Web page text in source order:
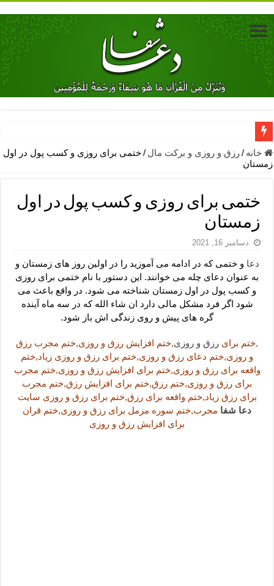
دعای جلب محبت فوری معشوق – دعای جلب محبت شوهر
دعای مشکل گشا برای رفع فقر – ذکرهای روزی‌ بخش
معجزات دعای یا من اظهر الجمیل – دعای یا من اظهر الجمیل برای
مهم ترین اذکار الهی و فضیلت آن ها – ذکر مخصوص مستجاب الدعوه
دعا برای ترس بچه ها در خواب – دعای ترس و بی خوابی کودکان
دعای رفع فقر و طلب رزق و روزی – آیه‌ جلب ثروت و برکت مال
لا حول ولا قوة الا بالله برای چشم زخم – دعای چشم زخم ماشاالله
دعای قوی رفع ترس – دعای مجرب برای آرامش قلب و رفع اضطراب
دعا برای پولدار شدن در یک روز – دعای ثروت حضرت سلیمان
خانه /رزق و روزی و برکت مال /ختمی برای روزی و کسب پول در اول
زمستان
ختمی برای روزی و کسب پول در اول
زمستان
دسامبر 16, 2021
دعا و ختمی که در ادامه می آموزید را در اولین روز های زمستان و
به عنوان دعای چله می خوانند. این دستور با نام ختمی برای روزی
و کسب پول در اول زمستان شناخته می شود. در واقع باعث می
شود اگر فرد مشکل مالی دارد ان شاء الله که در سه ماه آینده
گره های پیش و روی زندگی اش باز شود.
,ختم برای رزق و روزی,ختم افزایش رزق و روزی,ختم مجرب رزق
و روزی,ختم دعای رزق و روزی,ختم برای رزق و روزی زیاد,ختم
واقعه برای رزق و روزی,ختم برای افزایش رزق و روزی,ختم مجرب
برای رزق و روزی,ختم رزق,ختم برای افزایش رزق,ختم مجرب
برای رزق زیاد,ختم واقعه برای رزق,ختم برای رزق و روزی سایت
دعا شفا مجرب,ختم سوره مزمل برای رزق و روزی,ختم قران
برای افزایش رزق و روزی